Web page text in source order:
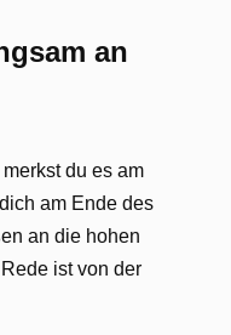
an
du es am
am Ende des
an die hohen
ist von der